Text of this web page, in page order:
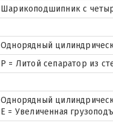
Шарикоподшипник с
Однорядный
P = Литой сепаратор из
Однорядный
Е = Увеличенная